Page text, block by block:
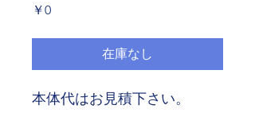
￥0価
在庫なし
本体代はお見積下さい。